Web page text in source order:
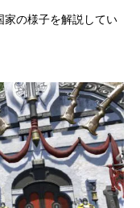
家の様子を解説してい